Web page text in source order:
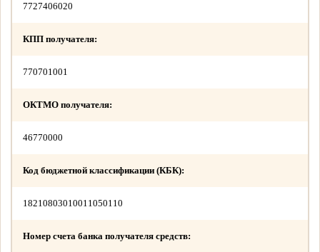
7727406020
КПП получателя:
770701001
ОКТМО получателя:
46770000
Код бюджетной классификации (КБК):
18210803010011050110
Номер счета банка получателя средств: